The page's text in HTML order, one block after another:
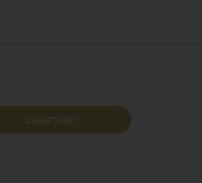
CADASTRAR